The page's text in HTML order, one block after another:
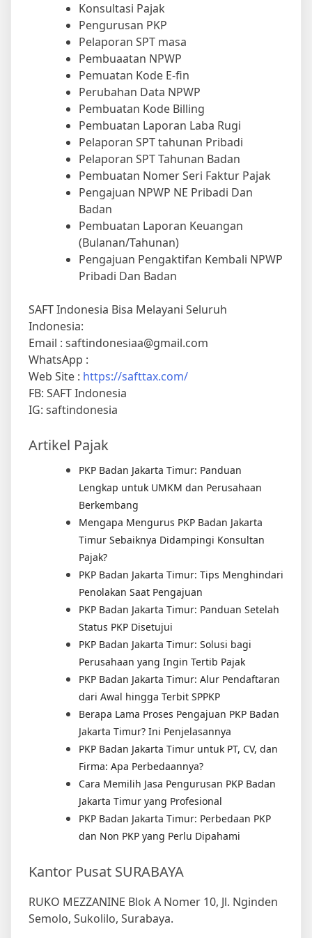
Konsultasi Pajak
Pengurusan PKP
Pelaporan SPT masa
Pembuaatan NPWP
Pemuatan Kode E-fin
Perubahan Data NPWP
Pembuatan Kode Billing
Pembuatan Laporan Laba Rugi
Pelaporan SPT tahunan Pribadi
Pelaporan SPT Tahunan Badan
Pembuatan Nomer Seri Faktur Pajak
Pengajuan NPWP NE Pribadi Dan
Badan
Pembuatan Laporan Keuangan
(Bulanan/Tahunan)
Pengajuan Pengaktifan Kembali NPWP
Pribadi Dan Badan
SAFT Indonesia Bisa Melayani Seluruh
Indonesia:
Email : saftindonesiaa@gmail.com
WhatsApp :
Web Site : https://safttax.com/
FB: SAFT Indonesia
IG: saftindonesia
Artikel Pajak
PKP Badan Jakarta Timur: Panduan
Lengkap untuk UMKM dan Perusahaan
Berkembang
Mengapa Mengurus PKP Badan Jakarta
Timur Sebaiknya Didampingi Konsultan
Pajak?
PKP Badan Jakarta Timur: Tips Menghindari
Penolakan Saat Pengajuan
PKP Badan Jakarta Timur: Panduan Setelah
Status PKP Disetujui
PKP Badan Jakarta Timur: Solusi bagi
Perusahaan yang Ingin Tertib Pajak
PKP Badan Jakarta Timur: Alur Pendaftaran
dari Awal hingga Terbit SPPKP
Berapa Lama Proses Pengajuan PKP Badan
Jakarta Timur? Ini Penjelasannya
PKP Badan Jakarta Timur untuk PT, CV, dan
Firma: Apa Perbedaannya?
Cara Memilih Jasa Pengurusan PKP Badan
Jakarta Timur yang Profesional
PKP Badan Jakarta Timur: Perbedaan PKP
dan Non PKP yang Perlu Dipahami
Kantor Pusat SURABAYA
RUKO MEZZANINE Blok A Nomer 10, Jl. Nginden
Semolo, Sukolilo, Surabaya.